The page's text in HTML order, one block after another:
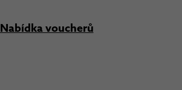
Nabídka voucherů